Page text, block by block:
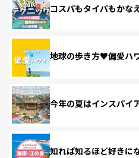
コスパもタイパもかな
地球の歩き方♥偏愛ハ
今年の夏はインスパイ
知れば知るほど好きに